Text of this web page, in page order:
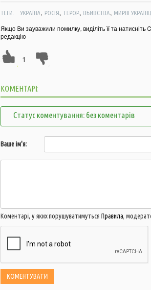
ТЕГИ: УКРАЇНА, РОСІЯ, ТЕРОР, ВБИВСТВА, МИРНІ
Якщо Ви зауважили помилку, виділіть її та
редакцію
1
КОМЕНТАРІ:
Статус коментування: без коментарів
Ваше ім'я:
Коментарі, у яких порушуватимуться Правила,